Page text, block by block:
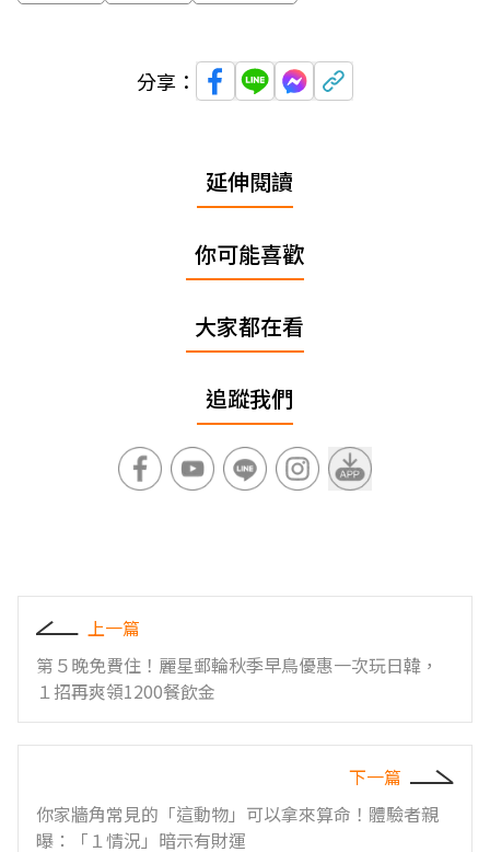
分享：
延伸閱讀
你可能喜歡
大家都在看
追蹤我們
上一篇
第５晚免費住！麗星郵輪秋季早鳥優惠一次玩日韓，
１招再爽領1200餐飲金
下一篇
你家牆角常見的「這動物」可以拿來算命！體驗者親
曝：「１情況」暗示有財運